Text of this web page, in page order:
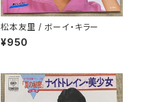
松本友里 / ボーイ・キラー
¥950